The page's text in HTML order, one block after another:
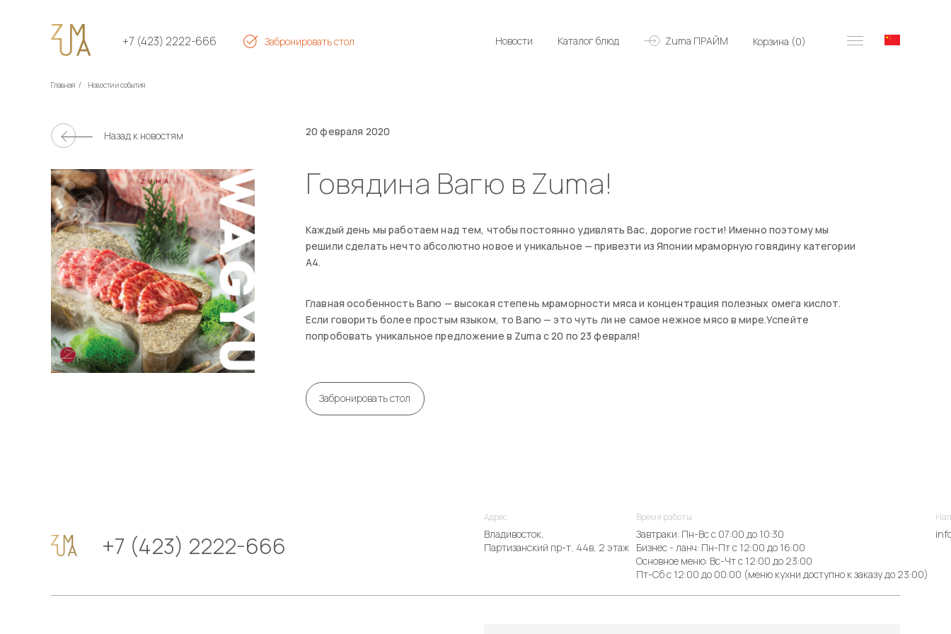
+7 (423) 2222-666 Забронировать стол Zuma ПРАЙМ
Каталог блюд
Новости Корзина (0)
Главная / Новости и события
Назад к новостям 20 февраля 2020
Говядина Вагю в Zuma!
Каждый день мы работаем над тем, чтобы постоянно удивлять Вас, дорогие гости! Именно поэтому мы
решили сделать нечто абсолютно новое и уникальное — привезти из Японии мраморную говядину категории
А4.
Главная особенность Вагю — высокая степень мраморности мяса и концентрация полезных омега кислот.
Если говорить более простым языком, то Вагю — это чуть ли не самое нежное мясо в мире.Успейте
попробовать уникальное предложение в Zuma с 20 по 23 февраля!
Забронировать стол
+7 (423) 2222-666
Адрес
Владивосток,
Партизанский пр-т, 44в, 2 этаж
Время работы
Завтраки: Пн-Вс с 07:00 до 10:30
Бизнес - ланч: Пн-Пт с 12:00 до 16:00
Основное меню: Вс-Чт с 12:00 до 23:00
Пт-Сб с 12:00 до 00:00 (меню кухни доступно к заказу до 23:00)